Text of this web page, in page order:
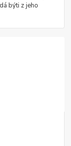
býti z jeho